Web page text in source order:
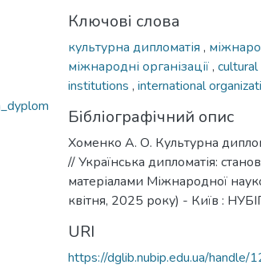
Ключові слова
культурна дипломатія ,
міжнародні організації,
institutions , international
Бібліографічний опис
Хоменко А. О. Культурна
// Українська дипломатія:
матеріалами Міжнародної
квітня, 2025 року) - Київ :
URI
https://dglib.nubip.edu.ua/